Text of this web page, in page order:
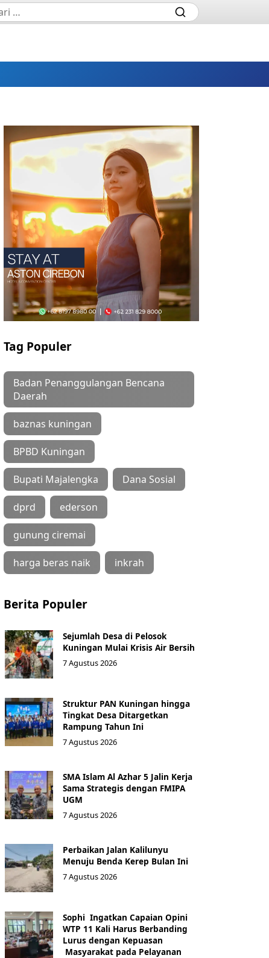
Tag Populer
Badan Penanggulangan Bencana
Daerah
baznas kuningan
BPBD Kuningan
Bupati Majalengka Dana Sosial
dprd ederson
gunung ciremai
harga beras naik inkrah
Berita Populer
Sejumlah Desa di Pelosok
Kuningan Mulai Krisis Air Bersih
7 Agustus 2026
Struktur PAN Kuningan hingga
Tingkat Desa Ditargetkan
Rampung Tahun Ini
7 Agustus 2026
SMA Islam Al Azhar 5 Jalin Kerja
Sama Strategis dengan FMIPA
UGM
7 Agustus 2026
Perbaikan Jalan Kalilunyu
Menuju Benda Kerep Bulan Ini
7 Agustus 2026
Sophi Ingatkan Capaian Opini
WTP 11 Kali Harus Berbanding
Lurus dengan Kepuasan
Masyarakat pada Pelayanan